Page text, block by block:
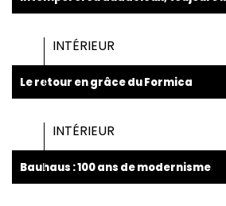
INTÉRIEUR
Le retour en grâce du Formica
INTÉRIEUR
Bauhaus : 100 ans de modernisme